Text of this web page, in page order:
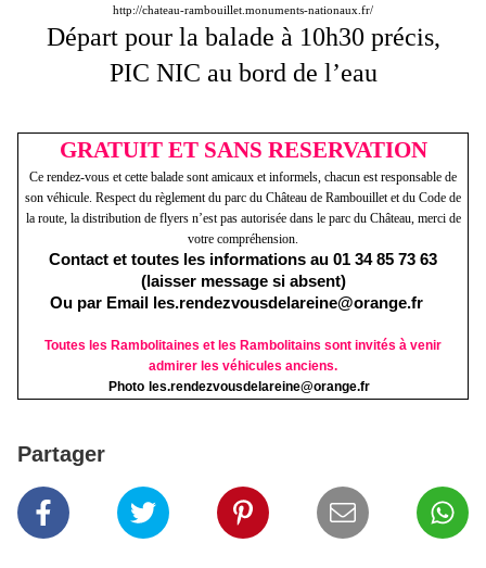
http://chateau-rambouillet.monuments-nationaux.fr/
Départ pour la balade à 10h30 précis,
PIC NIC au bord de l’eau
GRATUIT ET SANS RESERVATION
Ce rendez-vous et cette balade sont amicaux et informels, chacun est responsable de
son véhicule. Respect du règlement du parc du Château de Rambouillet et du Code de
la route, la distribution de flyers n’est pas autorisée dans le parc du Château, merci de
votre compréhension.
Contact et toutes les informations au 01 34 85 73 63
(laisser message si absent)
Ou par Email
les.rendezvousdelareine@orange.fr
Toutes les Rambolitaines et les Rambolitains sont invités à venir
admirer les véhicules anciens.
Photo les.rendezvousdelareine@orange.fr
Partager